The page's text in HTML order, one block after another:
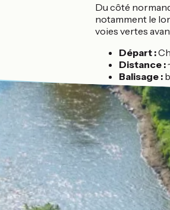
Du côté
notamment le
voies vertes
Départ :
Distance :
Balisage :